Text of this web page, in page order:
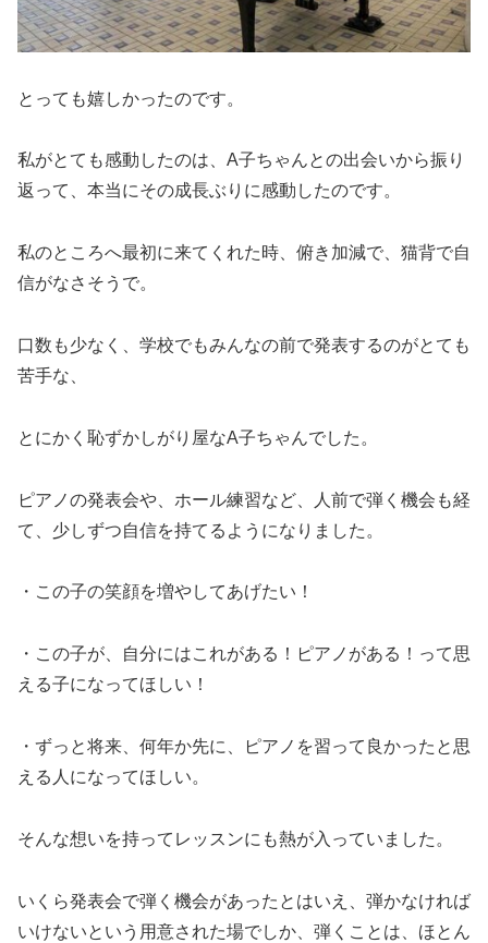
とっても嬉しかったのです。
私がとても感動したのは、A子ちゃんとの出会いから振り
返って、本当にその成長ぶりに感動したのです。
私のところへ最初に来てくれた時、俯き加減で、猫背で自
信がなさそうで。
口数も少なく、学校でもみんなの前で発表するのがとても
苦手な、
とにかく恥ずかしがり屋なA子ちゃんでした。
ピアノの発表会や、ホール練習など、人前で弾く機会も経
て、少しずつ自信を持てるようになりました。
・この子の笑顔を増やしてあげたい！
・この子が、自分にはこれがある！ピアノがある！って思
える子になってほしい！
・ずっと将来、何年か先に、ピアノを習って良かったと思
える人になってほしい。
そんな想いを持ってレッスンにも熱が入っていました。
いくら発表会で弾く機会があったとはいえ、弾かなければ
いけないという用意された場でしか、弾くことは、ほとん